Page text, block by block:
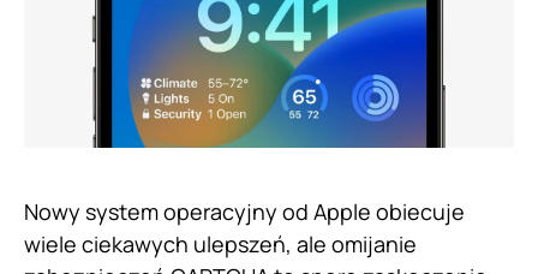
Nowy system operacyjny od Apple obiecuje
wiele ciekawych ulepszeń, ale omijanie